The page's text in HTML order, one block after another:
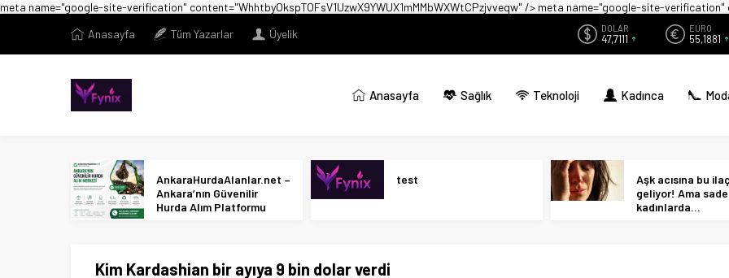
meta name="google-site-verification" content="WhhtbyOkspTOFsV1UzwX9YWUX1mMMbWXWtCPzjvveqw" /> meta name="google-site-verification"
Anasayfa
Tüm Yazarlar Üyelik DOLAR
47,7111
EURO
55,1881
Anasayfa Sağlık Teknoloji Kadınca
AnkaraHurdaAlanlar.net –
Ankara’nın Güvenilir
Hurda Alım Platformu
test
Aşk acısına bu
geliyor! Ama
kadınlarda…
Kim Kardashian bir ayıya 9 bin dolar verdi